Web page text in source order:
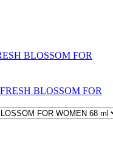
BLOSSOM FOR